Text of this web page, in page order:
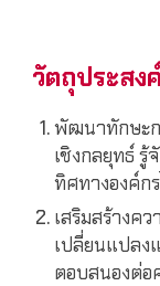
วัตถุประสงค์
พัฒนาทักษะ
เชิงกลยุทธ์
ทิศทางองค์ก
เสริมสร้างค
เปลี่ยนแปลง
ตอบสนองต่อ